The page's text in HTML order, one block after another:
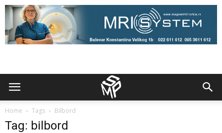
Home Tags Bilbord
Tag: bilbord